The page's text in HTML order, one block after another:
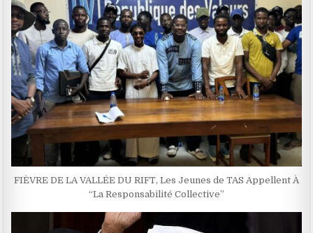
FIÈVRE DE LA VALLÉE DU RIFT, Les Jeunes de TAS Appellent À
“La Responsabilité Collective”